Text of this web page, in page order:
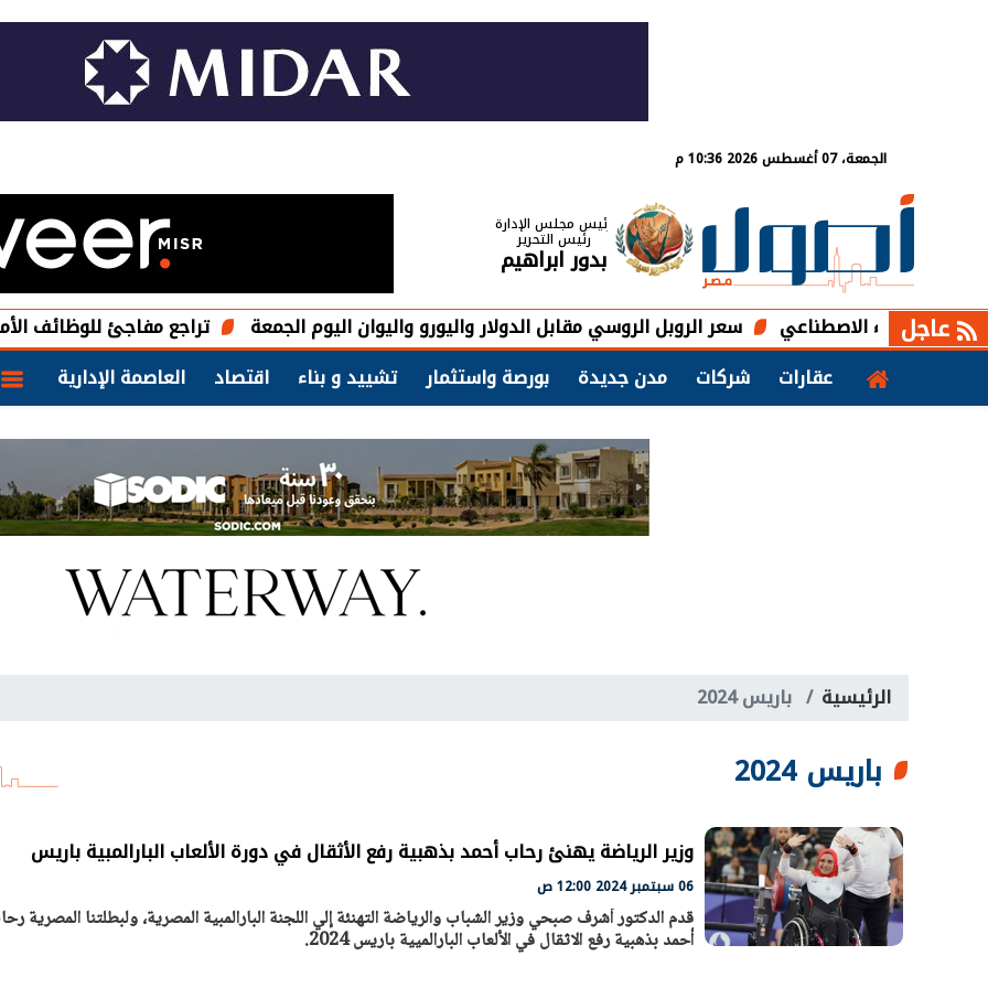
الجمعة، 07 أغسطس 2026 10:36 م
رئيس مجلس الإدارة
رئيس التحرير
بدور ابراهيم
عاجل تراجع مفاجئ للوظائف الأمريكية خلال سعر الروبل الروسي مقابل الدولار واليورو واليوان اليوم الجمعة
الاصطناعي
عقارات
شركات مدن جديدة بورصة واستثمار تشييد و بناء اقتصاد العاصمة الإدارية
الرئيسية باريس 2024
باريس 2024
وزير الرياضة يهنئ رحاب أحمد بذهبية رفع الأثقال في دورة الألعاب البارالمبية باريس
06 سبتمبر 2024 12:00 ص
قدم الدكتور أشرف صبحي وزير الشباب والرياضة التهنئة إلي اللجنة البارالمبية المصرية، ولبطلتنا المصرية
أحمد بذهبية رفع الاثقال في الألعاب البارالميية باريس 2024.